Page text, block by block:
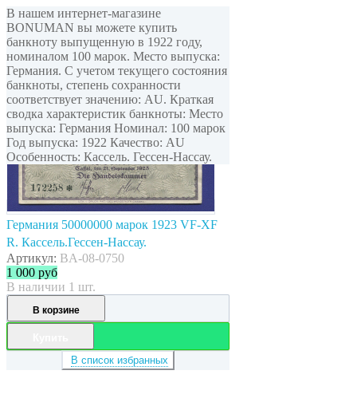
В нашем интернет-магазине
BONUMAN вы можете купить
банкноту выпущенную в 1922 году,
номиналом 100 марок. Место выпуска:
Германия. С учетом текущего состояния
банкноты, степень сохранности
соответствует значению: AU. Краткая
сводка характеристик банкноты: Место
выпуска: Германия Номинал: 100 марок
Год выпуска: 1922 Качество: AU
Особенность: Кассель. Гессен-Нассау.
Германия 50000000 марок 1923 VF-XF
R. Кассель.Гессен-Нассау.
Артикул: BA-08-0750
1 000 руб
В наличии 1 шт.
В корзине
В список избранных